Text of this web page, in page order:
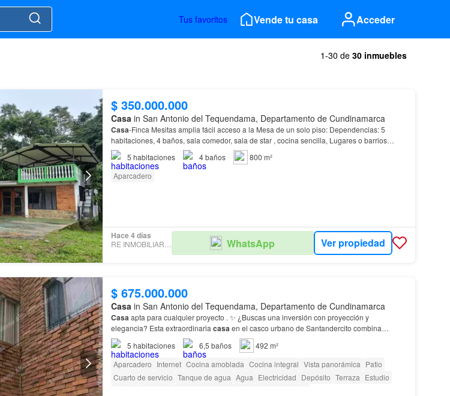
Tus favoritos Vende tu casa Acceder
1-30 de 30 inmuebles
$ 350.000.000
Casain San Antonio del Tequendama, Departamento de Cundinamarca
Casa-Finca Mesitas amplia fácil acceso a la Mesa de un solo piso: Dependencias: 5
habitaciones, 4 baños, sala comedor, sala de star , cocina sencilla, Lugares o barrios
cercanos:Pradilla,
Antonio , Pueblo Nuevo, Bella vista…
5 habitaciones 4baños
800 m²
Aparcadero
Hace 4 días
RE INMOBILIARIA SAS WhatsApp Ver propiedad
$ 675.000.000
Casa in San Antonio del Tequendama, Departamento de Cundinamarca
Casaapta para cualquier proyecto . ✨ ¿Buscas una inversión con proyección y
elegancia? Esta extraordinaria casaen el casco urbano de Santandercito combina
amplitud, accesibilidad y entorno natural 🌿 Perfecta para: 🏨 Turis…
5 habitaciones 6,5 baños
492 m²
Aparcadero Internet Cocina amoblada Cocina integral Vista panorámica Patio
Cuarto de servicio Tanque de agua Agua Electricidad Depósito Terraza Estudio